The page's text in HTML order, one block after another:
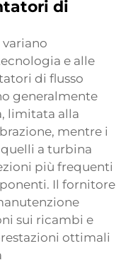
di
e alle
di flusso
generalmente
limitata alla
mentre i
a turbina
più frequenti
Il fornitore
sui ricambi e
ottimali